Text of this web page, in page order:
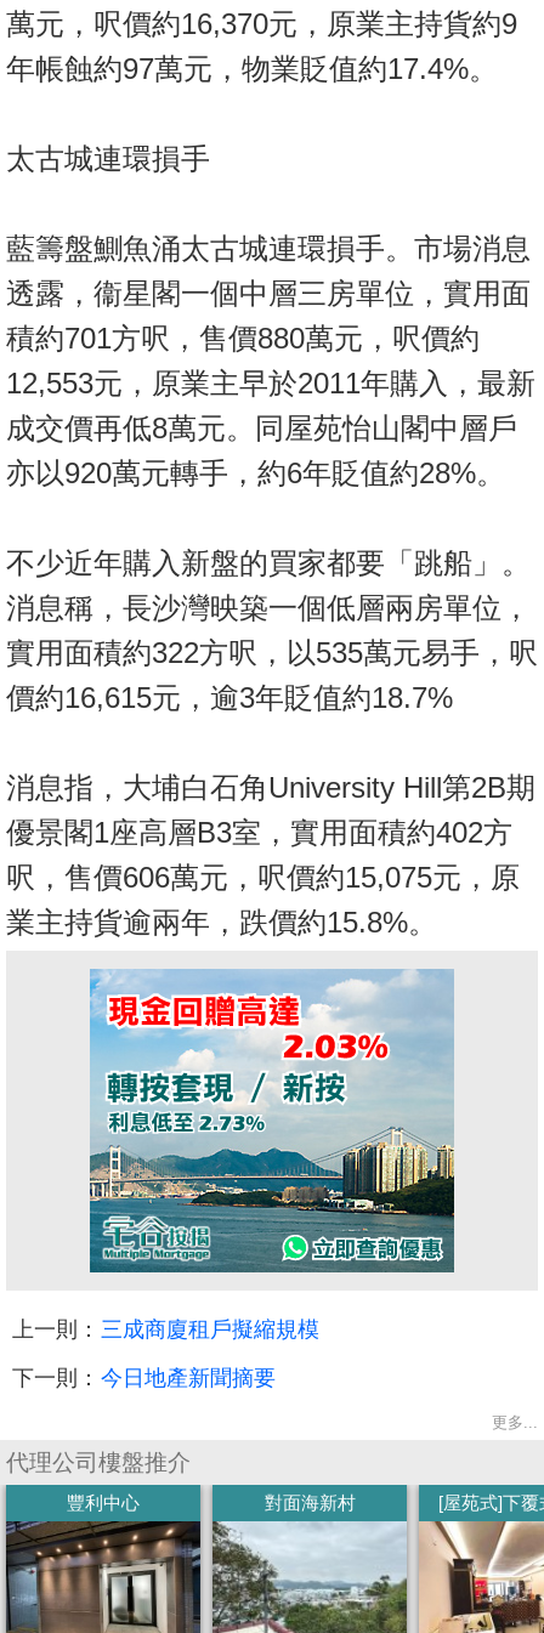
萬元，呎價約16,370元，原業主持貨約9
年帳蝕約97萬元，物業貶值約17.4%。
太古城連環損手
藍籌盤鰂魚涌太古城連環損手。市場消息
透露，衞星閣一個中層三房單位，實用面
積約701方呎，售價880萬元，呎價約
12,553元，原業主早於2011年購入，最新
成交價再低8萬元。同屋苑怡山閣中層戶
亦以920萬元轉手，約6年貶值約28%。
不少近年購入新盤的買家都要「跳船」。
消息稱，長沙灣映築一個低層兩房單位，
實用面積約322方呎，以535萬元易手，呎
價約16,615元，逾3年貶值約18.7%
消息指，大埔白石角University Hill第2B期
優景閣1座高層B3室，實用面積約402方
呎，售價606萬元，呎價約15,075元，原
業主持貨逾兩年，跌價約15.8%。
上一則： 三成商廈租戶擬縮規模
下一則： 今日地產新聞摘要
更多...
代理公司樓盤推介
豐利中心 對面海新村 [屋苑式]下覆